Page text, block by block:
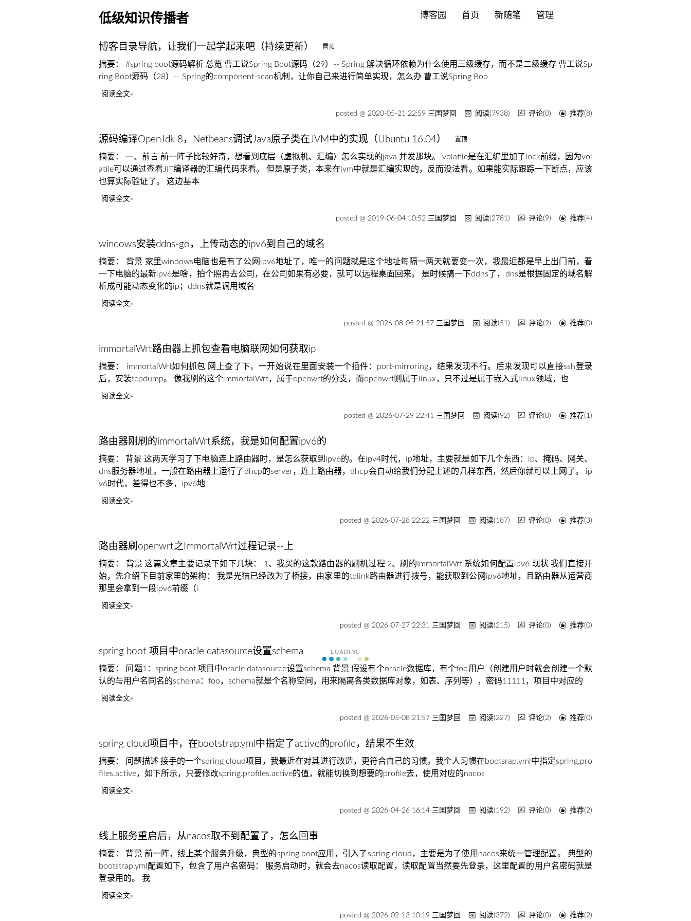
LOADING
低级知识传播者 博客园 首页 新随笔 管理
博客目录导航，让我们一起学起来吧（持续更新）
摘要： #spring boot源码解析 总览 曹工说Spring Boot源码（29）-- Spring 解决循环依赖为什么使用三级缓存，而不是二级缓存 曹工说Sp
ring Boot源码（28）-- Spring的component-scan机制，让你自己来进行简单实现，怎么办 曹工说Spring Boo
阅读全文
posted @ 2020-05-21 22:59 三国梦回 阅读(7938) 评论(0) 推荐(8)
源码编译OpenJdk 8，Netbeans调试Java原子类在JVM中的实现（Ubuntu 16.04）
摘要： 一、前言 前一阵子比较好奇，想看到底层（虚拟机、汇编）怎么实现的java 并发那块。 volatile是在汇编里加了lock前缀，因为vol
atile可以通过查看JIT编译器的汇编代码来看。 但是原子类，本来在jvm中就是汇编实现的，反而没法看。如果能实际跟踪一下断点，应该
也算实际验证了。 这边基本
阅读全文
posted @ 2019-06-04 10:52 三国梦回 阅读(2781) 评论(9) 推荐(4)
windows安装ddns-go，上传动态的ipv6到自己的域名
摘要： 背景 家里windows电脑也是有了公网ipv6地址了，唯一的问题就是这个地址每隔一两天就要变一次，我最近都是早上出门前，看
一下电脑的最新ipv6是啥，拍个照再去公司，在公司如果有必要，就可以远程桌面回来。 是时候搞一下ddns了，dns是根据固定的域名解
析成可能动态变化的ip；ddns就是调用域名
阅读全文
posted @ 2026-08-05 21:57 三国梦回 阅读(51) 评论(2) 推荐(0)
immortalWrt路由器上抓包查看电脑联网如何获取ip
摘要： immortalWrt如何抓包 网上查了下，一开始说在里面安装一个插件：port-mirroring，结果发现不行。后来发现可以直接ssh登录
后，安装tcpdump。 像我刷的这个immortalWrt，属于openwrt的分支，而openwrt则属于linux，只不过是属于嵌入式linux领域，也
阅读全文
posted @ 2026-07-29 22:41 三国梦回 阅读(92) 评论(0) 推荐(1)
路由器刚刷的immortalWrt系统，我是如何配置ipv6的
摘要： 背景 这两天学习了下电脑连上路由器时，是怎么获取到ipv6的。在ipv4时代，ip地址，主要就是如下几个东西：ip、掩码、网关、
dns服务器地址。一般在路由器上运行了dhcp的server，连上路由器，dhcp会自动给我们分配上述的几样东西，然后你就可以上网了。 ip
v6时代，差得也不多，ipv6地
阅读全文
posted @ 2026-07-28 22:22 三国梦回 阅读(187) 评论(0) 推荐(3)
路由器刷openwrt之ImmortalWrt过程记录--上
摘要： 背景 这篇文章主要记录下如下几块： 1、我买的这款路由器的刷机过程 2、刷的ImmortalWrt 系统如何配置ipv6 现状 我们直接开
始，先介绍下目前家里的架构： 我是光猫已经改为了桥接，由家里的tplink路由器进行拨号，能获取到公网ipv6地址，且路由器从运营商
那里会拿到一段ipv6前缀（i
阅读全文
posted @ 2026-07-27 22:31 三国梦回 阅读(215) 评论(0) 推荐(0)
spring boot 项目中oracle datasource设置schema
摘要： 问题1：spring boot 项目中oracle datasource设置schema 背景 假设有个oracle数据库，有个foo用户（创建用户时就会创建一个默
认的与用户名同名的schema：foo，schema就是个名称空间，用来隔离各类数据库对象，如表、序列等），密码11111，项目中对应的
阅读全文
posted @ 2026-05-08 21:57 三国梦回 阅读(227) 评论(2) 推荐(0)
spring cloud项目中，在bootstrap.yml中指定了active的profile，结果不生效
摘要： 问题描述 接手的一个spring cloud项目，我最近在对其进行改造，更符合自己的习惯。我个人习惯在bootsrap.yml中指定spring.pro
files.active，如下所示，只要修改spring.profiles.active的值，就能切换到想要的profile去，使用对应的nacos
阅读全文
posted @ 2026-04-26 16:14 三国梦回 阅读(192) 评论(0) 推荐(2)
线上服务重启后，从nacos取不到配置了，怎么回事
摘要： 背景 前一阵，线上某个服务升级，典型的spring boot应用，引入了spring cloud，主要是为了使用nacos来统一管理配置。 典型的
bootstrap.yml配置如下，包含了用户名密码： 服务启动时，就会去nacos读取配置，读取配置当然要先登录，这里配置的用户名密码就是
登录用的。 我
阅读全文
posted @ 2026-02-13 10:19 三国梦回 阅读(372) 评论(0) 推荐(2)